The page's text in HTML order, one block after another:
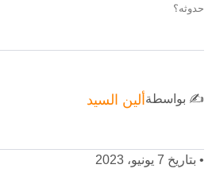
حدوثه؟
✍️ بواسطة ألين السيد
• بتاريخ 7 يونيو، 2023